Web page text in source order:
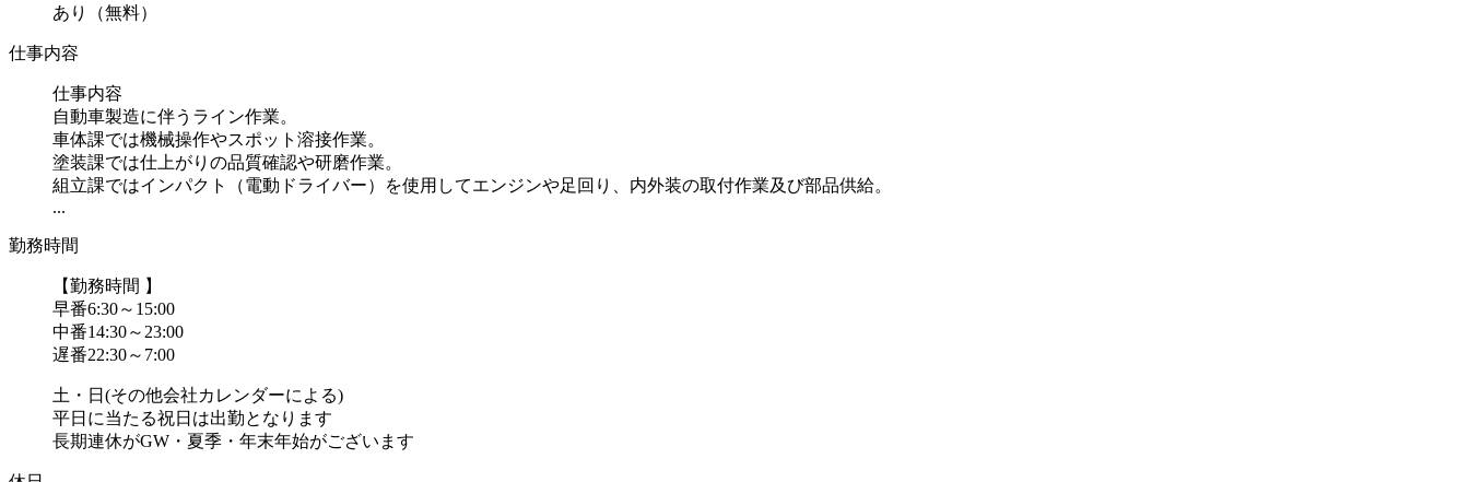
あり（無料）
仕事内容
仕事内容
自動車製造に伴うライン作業。
車体課では機械操作やスポット溶接作業。
塗装課では仕上がりの品質確認や研磨作業。
組立課ではインパクト（電動ドライバー）を使用してエンジンや足回り、内外装の取付作業及び部品供給。
...
勤務時間
【勤務時間 】
早番6:30～15:00
中番14:30～23:00
遅番22:30～7:00
土・日(その他会社カレンダーによる)
平日に当たる祝日は出勤となります
長期連休がGW・夏季・年末年始がございます